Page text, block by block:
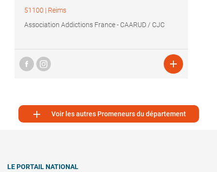
51100 | Reims
Association Addictions France - CAARUD / CJC

 Voir les autres Promeneurs du département
LE PORTAIL NATIONAL